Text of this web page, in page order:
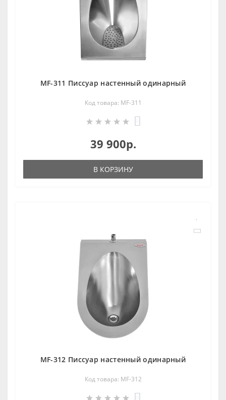
MF-311 Писсуар настенный одинарный
Код товара: MF-311
39 900р.
В КОРЗИНУ
MF-312 Писсуар настенный одинарный
Код товара: MF-312